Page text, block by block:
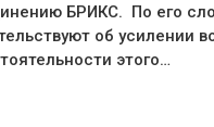
БРИКС. По его
об усилении
этого…